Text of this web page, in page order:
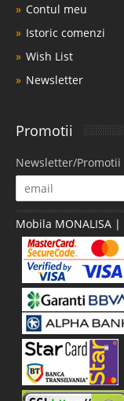
Contul meu
Istoric comenzi
Wish List
Newsletter
Promotii
Newsletter/Promotii
Mobila MONALISA |